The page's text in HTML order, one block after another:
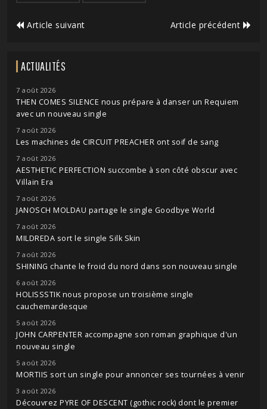
Article suivant Article précédent
ACTUALITÉS
7 août 2026
THEN COMES SILENCE nous prépare à danser un Requiem
avec un nouveau single
7 août 2026
Les machines de CIRCUIT PREACHER ont soif de sang
7 août 2026
AESTHETIC PERFECTION succombe à son côté obscur avec
Villain Era
7 août 2026
JANOSCH MOLDAU partage le single Goodbye World
7 août 2026
MILDREDA sort le single Silk Skin
7 août 2026
SHINING chante le froid du nord dans son nouveau single
6 août 2026
HOLISSSTIK nous propose un troisième single
cauchemardesque
5 août 2026
JOHN CARPENTER accompagne son roman graphique d'un
nouveau single
5 août 2026
MORTIIS sort un single pour annoncer ses tournées à venir
3 août 2026
Découvrez PYRE OF DESCENT (gothic rock) dont le premier